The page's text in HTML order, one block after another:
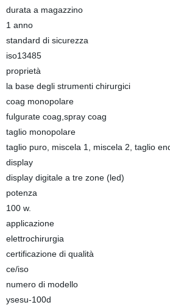
durata a magazzino
1 anno
standard di sicurezza
iso13485
proprietà
la base degli strumenti chirurgici
coag monopolare
fulgurate coag,spray coag
taglio monopolare
taglio puro, miscela 1, miscela 2, taglio
display
display digitale a tre zone (led)
potenza
100 w.
applicazione
elettrochirurgia
certificazione di qualità
ce/iso
numero di modello
ysesu-100d